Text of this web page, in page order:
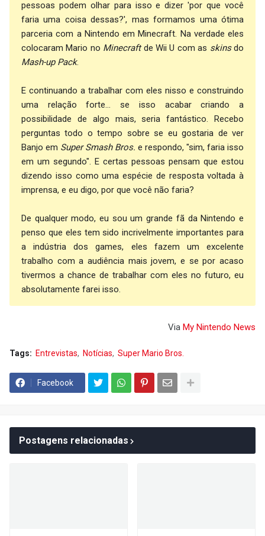
pessoas podem olhar para isso e dizer 'por que você
faria uma coisa dessas?', mas formamos uma ótima
parceria com a Nintendo em Minecraft. Na verdade eles
colocaram Mario no Minecraftde Wii U com as skinsdo
Mash-up Pack.
E continuando a trabalhar com eles nisso e construindo
uma relação forte... se isso acabar criando a
possibilidade de algo mais, seria fantástico. Recebo
perguntas todo o tempo sobre se eu gostaria de ver
Banjo em Super Smash Bros. e respondo, "sim, faria isso
em um segundo". E certas pessoas pensam que estou
dizendo isso como uma espécie de resposta voltada à
imprensa, e eu digo, por que você não faria?
De qualquer modo, eu sou um grande fã da Nintendo e
penso que eles tem sido incrivelmente importantes para
a indústria dos games, eles fazem um excelente
trabalho com a audiência mais jovem, e se por acaso
tivermos a chance de trabalhar com eles no futuro, eu
absolutamente farei isso.
Via My Nintendo News
Tags: Entrevistas Notícias Super Mario Bros.
Facebook
Postagens relacionadas